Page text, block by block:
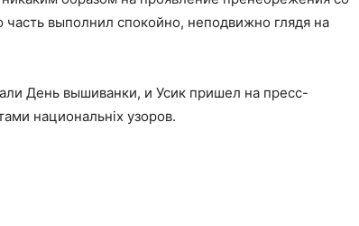
выполнил спокойно, неподвижно глядя на
День вышиванки, и Усик пришел на пресс-
национальніх узоров.